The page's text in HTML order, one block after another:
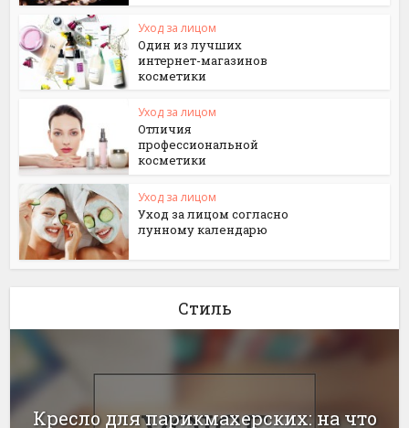
Уход за лицом
Один из лучших
интернет-магазинов
косметики
Уход за лицом
Отличия
профессиональной
косметики
Уход за лицом
Уход за лицом согласно
лунному календарю
Стиль
Кресло для парикмахерских: на что